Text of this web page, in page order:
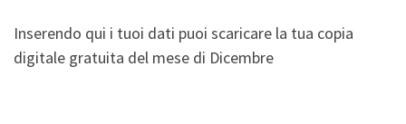
Inserendo qui i tuoi dati puoi scaricare la tua copia
digitale gratuita del mese di Dicembre